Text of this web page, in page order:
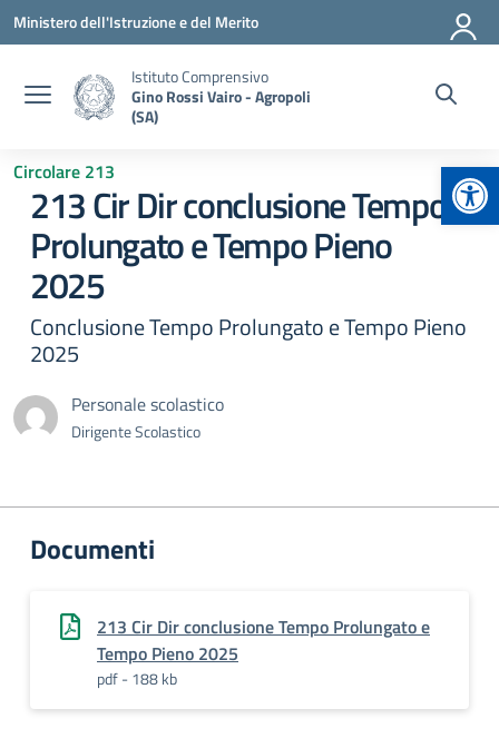
Vai ai contenuti
Vai al menu di navigazione
Vai al footer
Ministero dell'Istruzione e del Merito
Istituto Comprensivo
Gino Rossi Vairo - Agropoli
(SA)
Circolare 213
213 Cir Dir conclusione Tempo
Prolungato e Tempo Pieno
2025
Conclusione Tempo Prolungato e Tempo Pieno
2025
Personale scolastico
Dirigente Scolastico
Documenti
213 Cir Dir conclusione Tempo Prolungato e
Tempo Pieno 2025
pdf - 188 kb